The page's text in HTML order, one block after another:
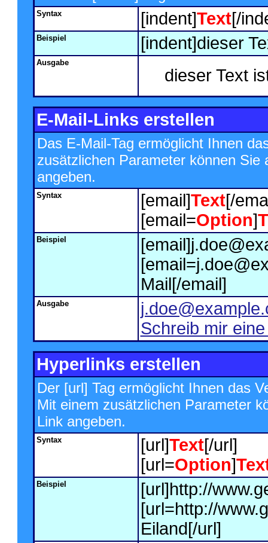
Syntax [indent]Text[/
Beispiel [indent]dieser
Ausgabe
dieser Text
E-Mail-Links erstellen
Das E-Mail-Tag ermöglicht Ihnen
zusätzlichen Parameter können
angeben.
Syntax [email]Text[/
[email=Option]
Beispiel
Mail[/email]
Ausgabe
Schreib mir
Hyperlinks erstellen
Der [url] Tag ermöglicht Ihnen das
Mit einem zusätzlichen Parameter
Link angeben.
Syntax [url]Text[/url]
[url=Option]
Beispiel
[url]http://
[url=http://
Eiland[/url]